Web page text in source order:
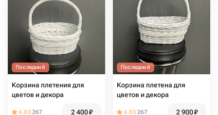
Последний
Корзина плетения для
цветов и декора
4.80267 2 400₽
Последний
Корзина плетена для
цветов и декора
4.80267 2 900₽